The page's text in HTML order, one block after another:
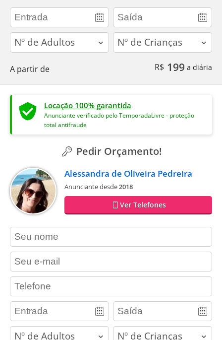
adults children
A partir de R$ 199 a diária
Locação 100% garantida
Anunciante verificado pelo TemporadaLivre - proteção
total antifraude
Pedir Orçamento!
Alessandra de Oliveira Pedreira
Anunciante desde2018
Ver Telefones
contact_name
contact_email
contact_phone
adults children